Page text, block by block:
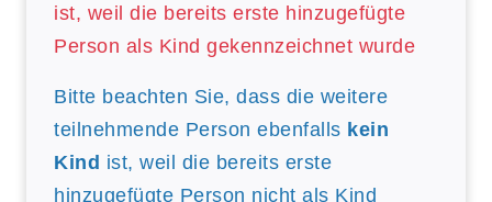
ist, weil die bereits erste hinzugefügte
Person als Kind gekennzeichnet wurde
Bitte beachten Sie, dass die weitere
teilnehmende Person ebenfalls kein
Kind ist, weil die bereits erste
hinzugefügte Person nicht als Kind